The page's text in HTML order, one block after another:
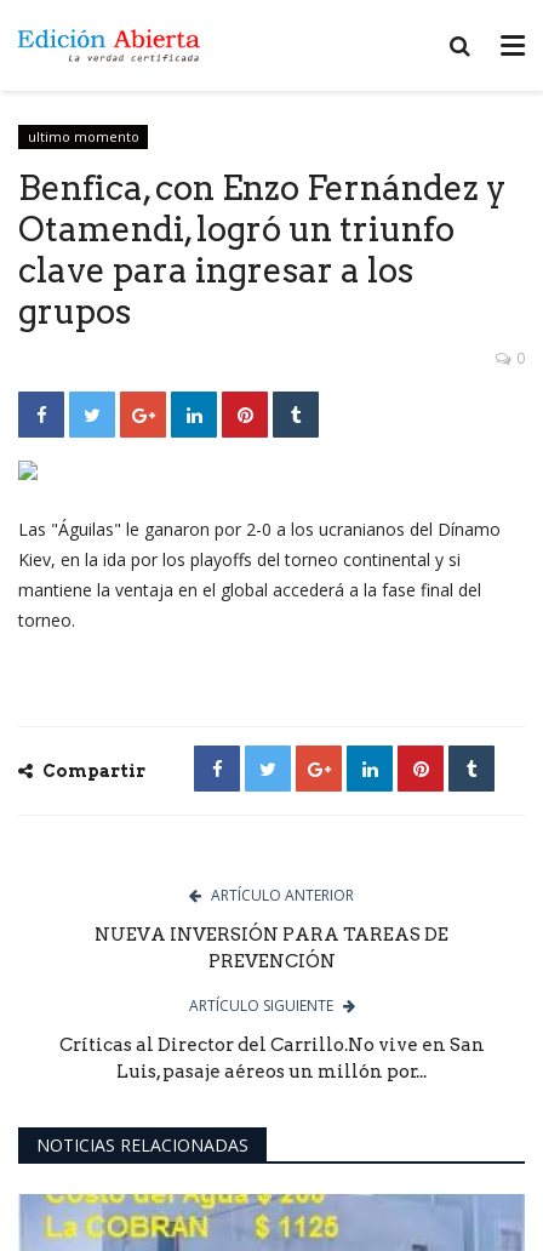
ultimo momento
Benfica, con Enzo Fernández y
Otamendi, logró un triunfo
clave para ingresar a los
grupos
0
Las "Águilas" le ganaron por 2-0 a los ucranianos del Dínamo
Kiev, en la ida por los playoffs del torneo continental y si
mantiene la ventaja en el global accederá a la fase final del
torneo.
Compartir
ARTÍCULO ANTERIOR
NUEVA INVERSIÓN PARA TAREAS DE
PREVENCIÓN
ARTÍCULO SIGUIENTE
Críticas al Director del Carrillo.No vive en San
Luis, pasaje aéreos un millón por...
NOTICIAS RELACIONADAS